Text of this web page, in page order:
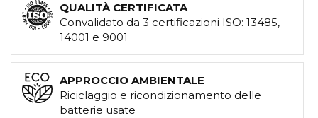
QUALITÀ CERTIFICATA
Convalidato da 3 certificazioni ISO: 13485,
14001 e 9001
APPROCCIO AMBIENTALE
Riciclaggio e ricondizionamento delle
batterie usate